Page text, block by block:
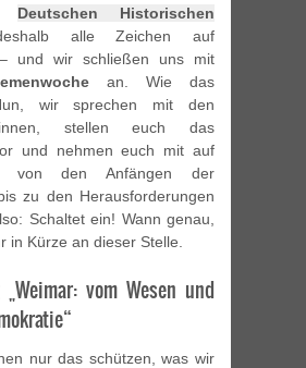
Deutschen Historischen
alle Zeichen auf
und wir schließen uns mit
an. Wie das
wir sprechen mit den
stellen euch das
und nehmen euch mit auf
von den Anfängen der
zu den Herausforderungen
Schaltet ein! Wann genau,
in Kürze an dieser Stelle.
vom Wesen und
nur das schützen, was wir